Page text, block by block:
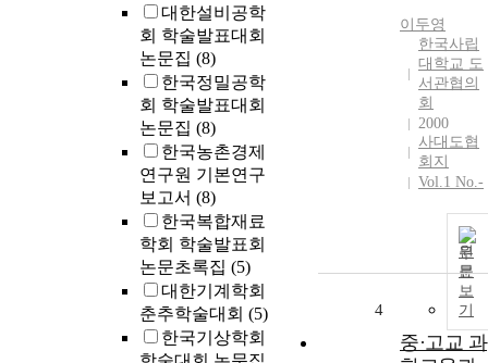
대한설비공학
회 학술발표대회
논문집 (8)
한국정밀공학
회 학술발표대회
논문집 (8)
한국농촌경제
연구원 기본연구
보고서 (8)
한국복합재료
학회 학술발표회
논문초록집 (5)
대한기계학회
춘추학술대회 (5)
한국기상학회
이두영
한국사립
대학교 도
서관협의
회
2000
사대도협
회지
Vol.1 No.-
원
문
보
기
4
중·고교 과